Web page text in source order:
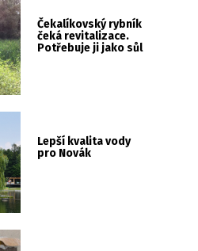
Čekalíkovský rybník
čeká revitalizace.
Potřebuje ji jako sůl
Lepší kvalita vody
pro Novák